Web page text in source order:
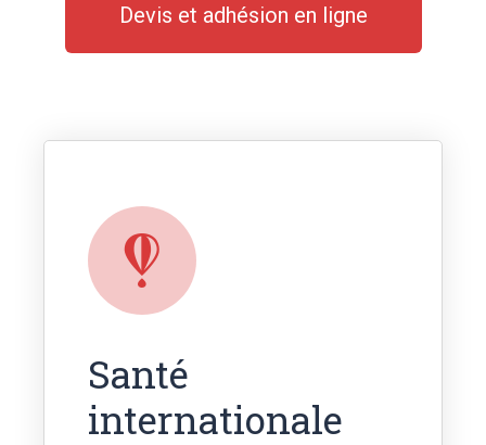
Devis et adhésion en ligne
Santé
internationale